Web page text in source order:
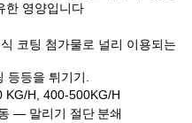
한 영양입니다
코팅 첨가물로 널리 이용되는
등등을 튀기기.
KG/H, 400-500KG/H
— 말리기 절단 분쇄